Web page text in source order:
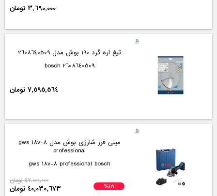
3,690,000 تومان
تیغ اره گرد 190 بوش مدل 2608640509
2608640509 bosch
7,595,564 تومان
مینی فرز شارژی بوش مدل gws 18v-8
professional
gws 18v-8 professional bosch
%15
47,000,000 تومان
40,030,673 تومان